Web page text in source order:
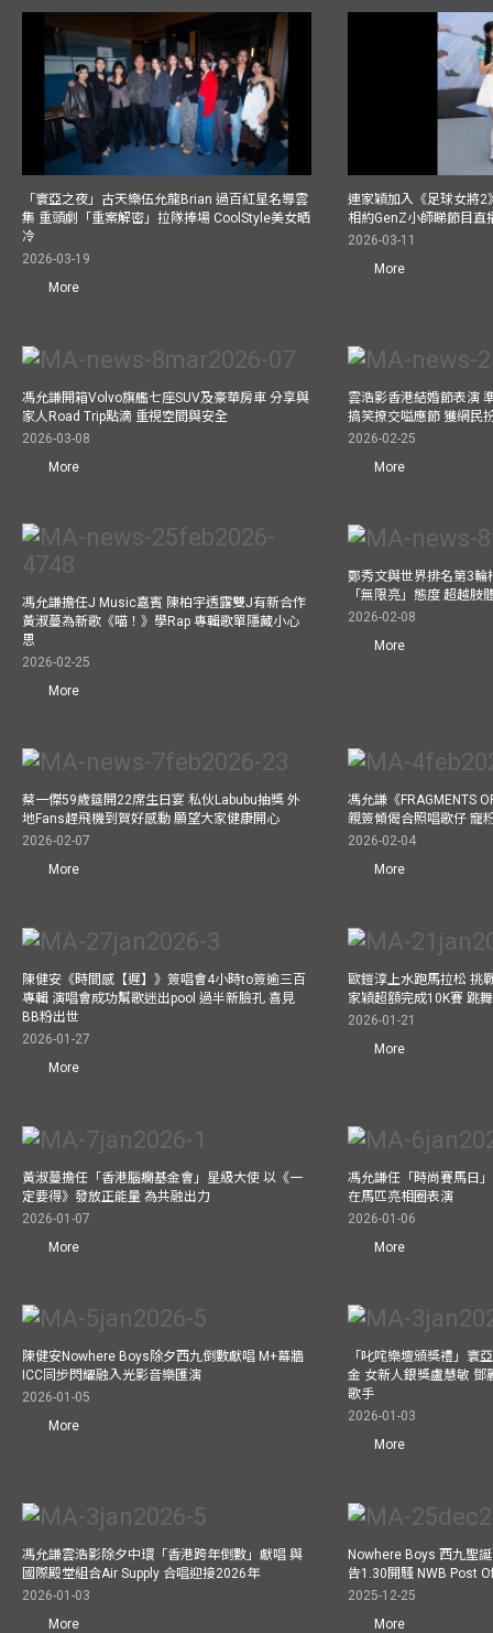
「寰亞之夜」古天樂伍允龍Brian 過百紅星名導雲
集 重頭劇「重案解密」拉隊捧場 CoolStyle美女晒
冷
2026-03-19
More
連家穎加入《足球女將
相約GenZ小師睇節目直
2026-03-11
More
馮允謙開箱Volvo旗艦七座SUV及豪華房車 分享與
家人Road Trip點滴 重視空間與安全
2026-03-08
More
雲浩影香港結婚節表演
搞笑撩交嗌應節 獲網民
2026-02-25
More
馮允謙擔任J Music嘉賓 陳柏宇透露雙J有新合作
黃淑蔓為新歌《喵！》學Rap 專輯歌單隱藏小心
思
2026-02-25
More
鄭秀文與世界排名第3輪
「無限亮」態度 超越肢
2026-02-08
More
蔡一傑59歲筵開22席生日宴 私伙Labubu抽獎 外
地Fans趕飛機到賀好感動 願望大家健康開心
2026-02-07
More
馮允謙《FRAGMENTS
親簽傾偈合照唱歌仔 寵
2026-02-04
More
陳健安《時間感【遲】》簽唱會4小時to簽逾三百
專輯 演唱會成功幫歌迷出pool 過半新臉孔 喜見
BB粉出世
2026-01-27
More
歐鎧淳上水跑馬拉松 挑
家穎超額完成10K賽 跳
2026-01-21
More
黃淑蔓擔任「香港腦癇基金會」星級大使 以《一
定要得》發放正能量 為共融出力
2026-01-07
More
馮允謙任「時尚賽馬日
在馬匹亮相圈表演
2026-01-06
More
陳健安Nowhere Boys除夕西九倒數獻唱 M+幕牆
ICC同步閃耀融入光影音樂匯演
2026-01-05
More
「叱咤樂壇頒獎禮」寰
金 女新人銀獎盧慧敏 鄧
歌手
2026-01-03
More
馮允謙雲浩影除夕中環「香港跨年倒數」獻唱 與
國際殿堂組合Air Supply 合唱迎接2026年
2026-01-03
More
Nowhere Boys 西九聖
告1.30開騷 NWB Post
2025-12-25
More